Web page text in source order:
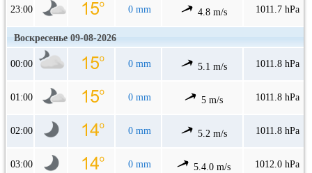
23:00 0 mm 4.8 m/s 1011.7 hPa
Воскресенье 09-08-2026
00:00 0 mm 5.1 m/s 1011.8 hPa
01:00 0 mm 5 m/s 1011.8 hPa
02:00 0 mm 5.2 m/s 1011.8 hPa
03:00 0 mm 5.4.0 m/s 1012.0 hPa